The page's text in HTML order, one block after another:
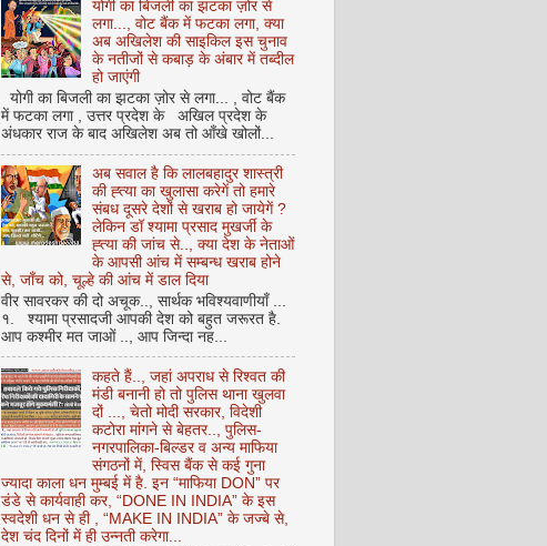
योगी का बिजली का झटका ज़ोर से
लगा..., वोट बैंक में फटका लगा, क्या
अब अखिलेश की साइकिल इस चुनाव
के नतीजों से कबाड़ के अंबार में तब्दील
हो जाएंगी
योगी का बिजली का झटका ज़ोर से लगा... , वोट बैंक
में फटका लगा , उत्तर प्रदेश के अखिल प्रदेश के
अंधकार राज के बाद अखिलेश अब तो आँखे खोलों...
अब सवाल है कि लालबहादुर शास्त्री
की ह्त्या का खुलासा करेगें तो हमारे
संबध दूसरे देशों से खराब हो जायेगें ?
लेकिन डॉ श्यामा प्रसाद मुखर्जी के
ह्त्या की जांच से.., क्या देश के नेताओं
के आपसी आंच में सम्बन्ध खराब होने
से, जाँच को, चूल्हे की आंच में डाल दिया
वीर सावरकर की दो अचूक.., सार्थक भविश्यवाणीयाँ ...
१. श्यामा प्रसादजी आपकी देश को बहुत जरूरत है.
आप कश्मीर मत जाओं .., आप जिन्दा नह...
कहते हैं.., जहां अपराध से रिश्वत की
मंडी बनानी हो तो पुलिस थाना खुलवा
दों ..., चेतो मोदी सरकार, विदेशी
कटोरा मांगने से बेहतर.., पुलिस-
नगरपालिका-बिल्डर व अन्य माफिया
संगठनों में, स्विस बैंक से कई गुना
ज्यादा काला धन मुम्बई में है. इन “माफिया DON” पर
डंडे से कार्यवाही कर, “DONE IN INDIA” के इस
स्वदेशी धन से ही , “MAKE IN INDIA” के जज्बे से,
देश चंद दिनों में ही उन्नती करेगा...